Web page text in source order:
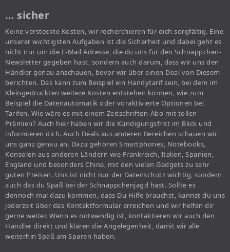
… sicher
Keine versteckte Kosten, wir recherchieren für dich sorgfältig. Eine
unserer wichtigsten Aufgaben ist die Sicherheit und dabei geht es
nicht nur um die E-Mail Adresse, die du uns für den Schnäppchen-
Newsletter gegeben hast, sondern auch darum, dass wir uns den
Händler genau anschauen, bevor wir über einen Deal von Diesem
berichten. Das kann zum Beispiel ein Handytarif sein, bei dem im
Kleingedruckten weitere Kosten entstehen können, wie zum
Beispiel die Datenautomatik oder voraktivierte Optionen bei
Tarifen. Wie wäre es mit einem Zeitschriften-Abo mit tollen
Prämien? Auch hier haben wir die Kündigungsfrist im Blick und
informieren dich. Auch Deals aus anderen Bereichen schauen wir
uns ganz genau an. Dazu gehören Smartphones, Notebooks,
Konsolen aus anderen Ländern wie Frankreich, Italien, Spanien,
England und besonders China, mit den vielen Gadgets zu sehr
guten Preisen. Uns ist nicht nur der Datenschutz wichtig, sondern
auch das du Spaß bei der Schnäppchenjagd hast. Sollte es
dennoch mal dazu kommen, dass Du Hilfe brauchst, kannst du uns
jederzeit über das Kontaktformular erreichen und wir helfen dir
gerne weiter. Wenn es notwendig ist, kontaktieren wir auch den
Händler direkt und klären die Angelegenheit, damit wir alle
weiterhin Spaß am Sparen haben.